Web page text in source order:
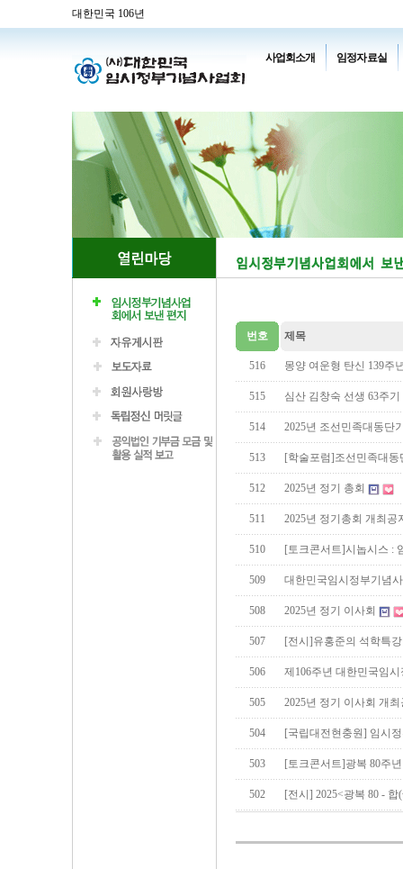
대한민국 106년
사업회소개 임정자료실
번호 제목
516 몽양 여운형 탄신 139주
515 심산 김창숙 선생 63주
514 2025년 조선민족대동단
513 [학술포럼]조선민족대
512 2025년 정기 총회
511 2025년 정기총회 개최공
510 [토크콘서트]시놉시스 :
509 대한민국임시정부기념
508 2025년 정기 이사회
507 [전시]유홍준의 석학특
506 제106주년 대한민국임
505 2025년 정기 이사회 개최
504 [국립대전현충원] 임시
503 [토크콘서트]광복 80주
502 [전시] 2025<광복 80 -